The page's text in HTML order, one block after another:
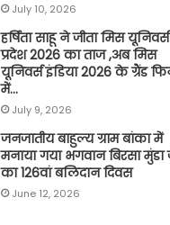
July 10, 2026
हर्षिता साहू ने जीता मिस
प्रदेश 2026 का ताज ,अब मिस
यूनिवर्स इंडिया 2026 के ग्रैंड
में…
July 9, 2026
जनजातीय बाहुल्य ग्राम बांका में
मनाया गया भगवान बिरसा मुंडा
का 126वां बलिदान दिवस
June 12, 2026